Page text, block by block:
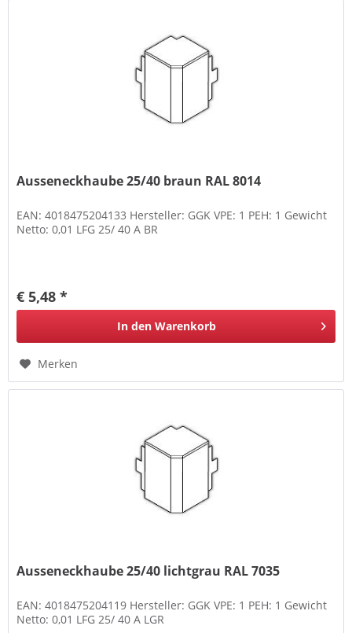
Ausseneckhaube 25/40 braun RAL 8014
EAN: 4018475204133 Hersteller: GGK VPE: 1 PEH: 1 Gewicht
Netto: 0,01 LFG 25/ 40 A BR
€ 5,48 *
In den Warenkorb
Merken
Ausseneckhaube 25/40 lichtgrau RAL 7035
EAN: 4018475204119 Hersteller: GGK VPE: 1 PEH: 1 Gewicht
Netto: 0,01 LFG 25/ 40 A LGR